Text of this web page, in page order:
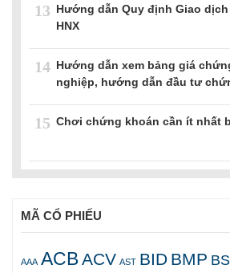
13 Hướng dẫn Quy định Giao dịch
HNX
14 Hướng dẫn xem bảng giá
nghiệp, hướng dẫn đầu tư
15 Chơi chứng khoán cần ít nhất
MÃ CỔ PHIẾU
AAA ACB ACV AST BID BMP